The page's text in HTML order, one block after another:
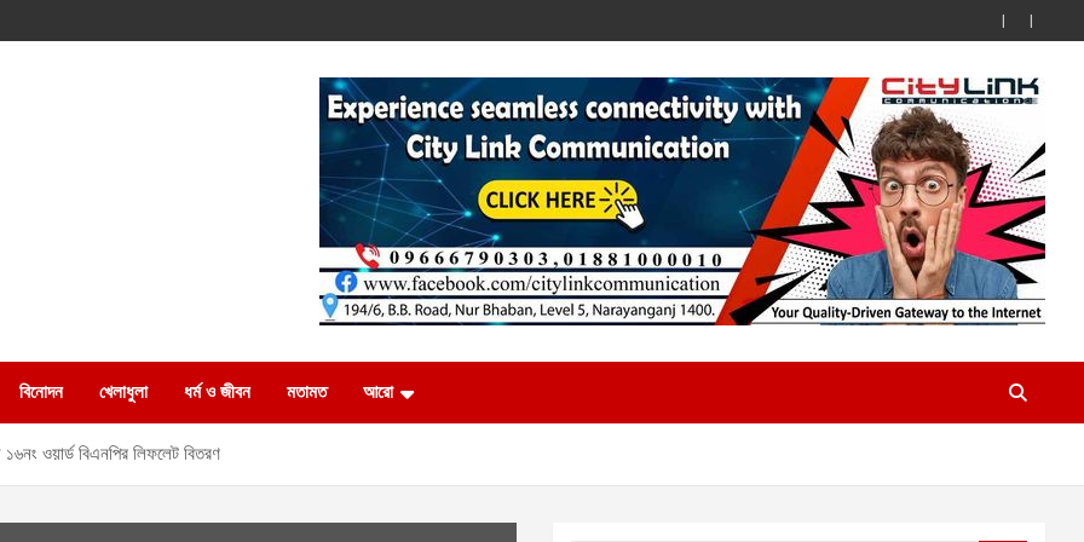
বিনোদন খেলাধুলা ধর্ম ও জীবন মতামত আরো
১৬নং ওয়ার্ড বিএনপির লিফলেট বিতরণ